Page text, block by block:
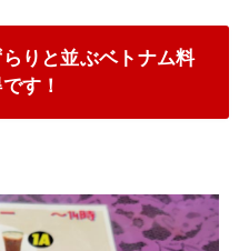
りと並ぶベトナム料
す！